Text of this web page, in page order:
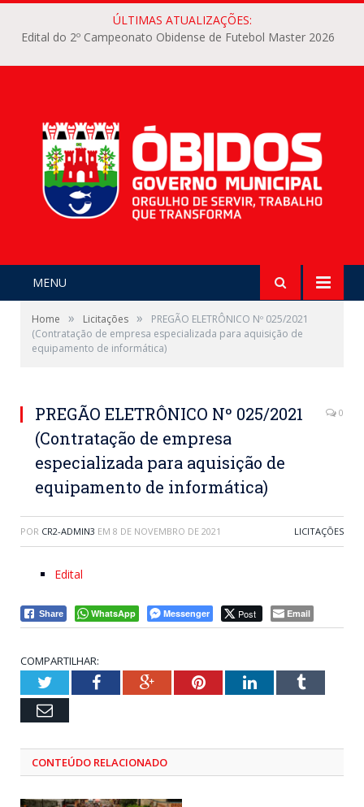
ÚLTIMAS ATUALIZAÇÕES:
Edital do 2º Campeonato Obidense de Futebol Master 2026
MENU
Home » Licitações »
PREGÃO ELETRÔNICO Nº 025/2021
(Contratação de empresa especializada para aquisição de
equipamento de informática)
PREGÃO ELETRÔNICO Nº 025/2021
(Contratação de empresa
especializada para aquisição de
equipamento de informática)
0
POR CR2-ADMIN3 EM 8 DE NOVEMBRO DE 2021 LICITAÇÕES
Edital
Share WhatsApp Messenger Post Email
COMPARTILHAR:
TwitterFacebookGoogle+PinterestLinkedInTumblr
Email
CONTEÚDO RELACIONADO